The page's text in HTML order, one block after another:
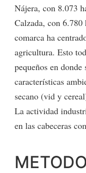
Nájera, con 8.073
Calzada, con
comarca ha
agricultura. Esto
pequeños en
características
secano (vid y
La actividad
en las cabeceras